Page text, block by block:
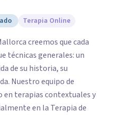
Terapia Online
creemos que cada
técnicas generales: un
de su historia, su
Nuestro equipo de
en terapias contextuales y
en la Terapia de